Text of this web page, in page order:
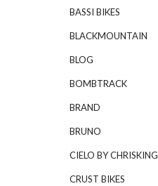
BASSI BIKES
BLACKMOUNTAIN
BLOG
BOMBTRACK
BRAND
BRUNO
CIELO BY CHRISKING
CRUST BIKES